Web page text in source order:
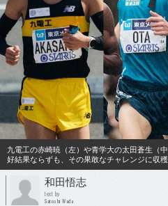
九電工の赤崎暁（左）や青学大の太田蒼生（
好結果ならずも、その果敢なチャレンジに収
和田悟志
text by
Satoshi Wada